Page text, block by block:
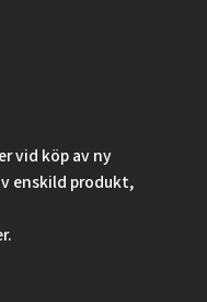
vid köp av ny
enskild produkt,